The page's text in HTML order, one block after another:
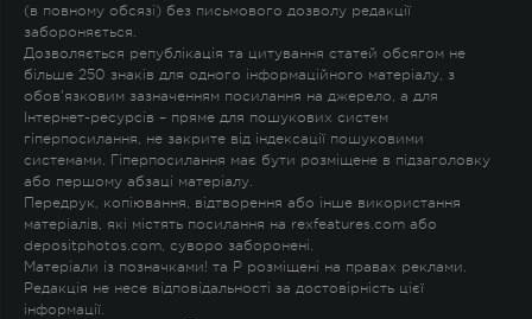
(в повному обсязі) без письмового дозволу редакції
забороняється.
Дозволяється републікація та цитування статей обсягом не
більше 250 знаків для одного інформаційного матеріалу, з
обов'язковим зазначенням посилання на джерело, а для
Інтернет-ресурсів – пряме для пошукових систем
гіперпосилання, не закрите від індексації пошуковими
системами. Гіперпосилання має бути розміщене в підзаголовку
або першому абзаці матеріалу.
Передрук, копіювання, відтворення або інше використання
матеріалів, які містять посилання на rexfeatures.com або
depositphotos.com, суворо заборонені.
Матеріали із позначками! та P розміщені на правах реклами.
Редакція не несе відповідальності за достовірність цієї
інформації.